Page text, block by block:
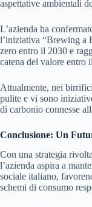
aspettative ambientali
L’azienda ha
l’iniziativa “Brewing a
zero entro il 2030 e
catena del valore entro
Attualmente, nei
pulite e vi sono
di carbonio connesse
Conclusione: Un
Con una strategia
l’azienda aspira a
sociale italiano,
schemi di consumo